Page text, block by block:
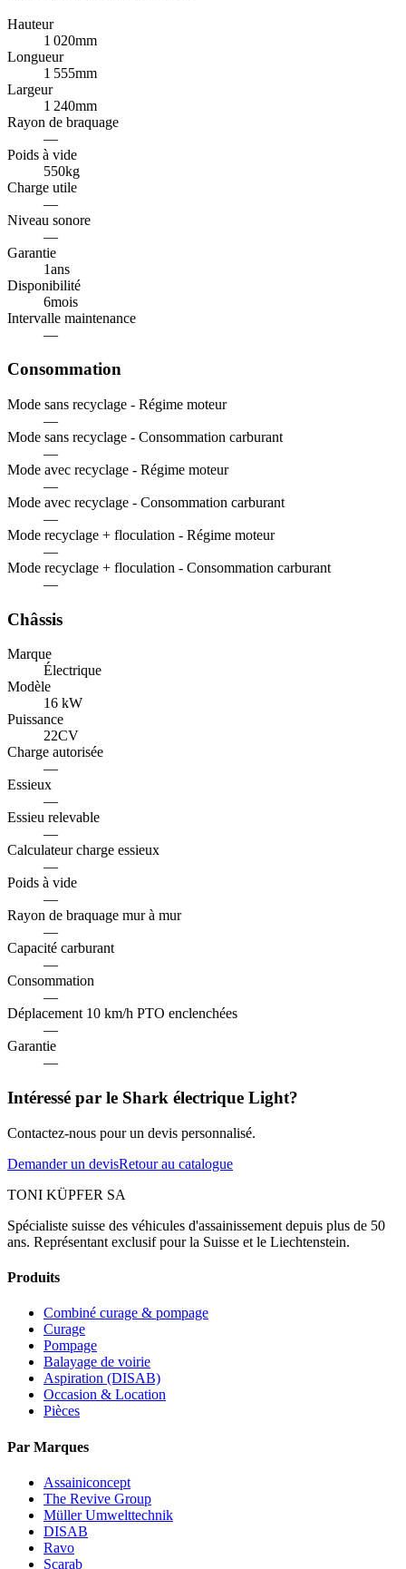
Hauteur
1 020mm
Longueur
1 555mm
Largeur
1 240mm
Rayon de braquage
—
Poids à vide
550kg
Charge utile
—
Niveau sonore
—
Garantie
1ans
Disponibilité
6mois
Intervalle maintenance
—
Consommation
Mode sans recyclage - Régime moteur
—
Mode sans recyclage - Consommation carburant
—
Mode avec recyclage - Régime moteur
—
Mode avec recyclage - Consommation carburant
—
Mode recyclage + floculation - Régime moteur
—
Mode recyclage + floculation - Consommation carburant
—
Châssis
Marque
Électrique
Modèle
16 kW
Puissance
22CV
Charge autorisée
—
Essieux
—
Essieu relevable
—
Calculateur charge essieux
—
Poids à vide
—
Rayon de braquage mur à mur
—
Capacité carburant
—
Consommation
—
Déplacement 10 km/h PTO enclenchées
—
Garantie
—
Intéressé par le Shark électrique Light?
Contactez-nous pour un devis personnalisé.
Demander un devisRetour au catalogue
TONI KÜPFER SA
Spécialiste suisse des véhicules d'assainissement depuis plus de 50
ans. Représentant exclusif pour la Suisse et le Liechtenstein.
Produits
Combiné curage & pompage
Curage
Pompage
Balayage de voirie
Aspiration (DISAB)
Occasion & Location
Pièces
Par Marques
Assainiconcept
The Revive Group
Müller Umwelttechnik
DISAB
Ravo
Scarab